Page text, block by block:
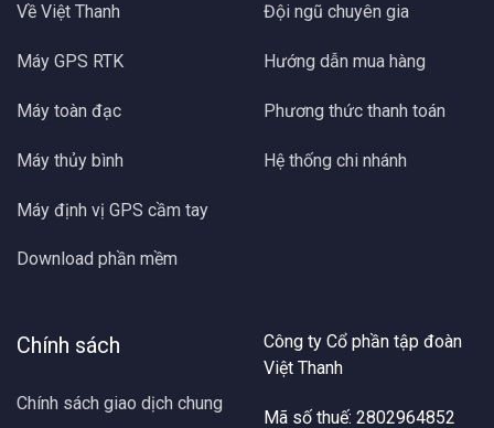
Về Việt Thanh
Máy GPS RTK
Máy toàn đạc
Máy thủy bình
Máy định vị GPS cầm tay
Download phần mềm
Đội ngũ chuyên gia
Hướng dẫn mua hàng
Phương thức thanh toán
Hệ thống chi nhánh
Chính sách
Chính sách giao dịch chung
Công ty Cổ phần tập đoàn
Việt Thanh
Mã số thuế: 2802964852